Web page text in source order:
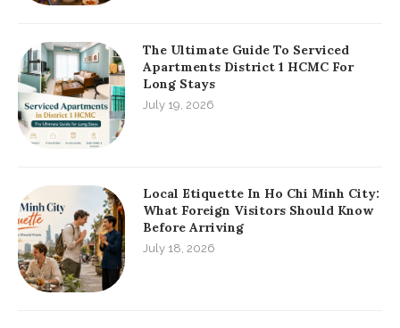
The Ultimate Guide To Serviced
Apartments District 1 HCMC For
Long Stays
July 19, 2026
Local Etiquette In Ho Chi Minh City:
What Foreign Visitors Should Know
Before Arriving
July 18, 2026